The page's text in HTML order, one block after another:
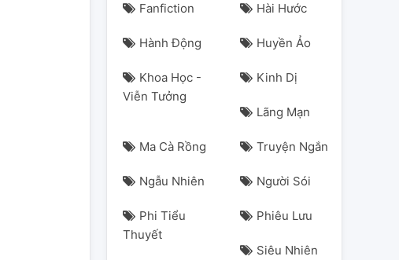
Fanfiction Hài Hước
Hành Động Huyền Ảo
Khoa Học -
Viễn Tưởng
Kinh Dị
Lãng Mạn
Ma Cà Rồng Truyện Ngắn
Ngẫu Nhiên Người Sói
Phi Tiểu
Thuyết
Phiêu Lưu
Siêu Nhiên